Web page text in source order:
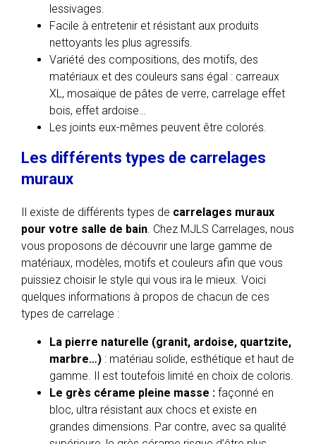
lessivages.
Facile à entretenir et résistant aux produits
nettoyants les plus agressifs.
Variété des compositions, des motifs, des
matériaux et des couleurs sans égal : carreaux
XL, mosaïque de pâtes de verre, carrelage effet
bois, effet ardoise…
Les joints eux-mêmes peuvent être colorés.
Les différents types de carrelages
muraux
Il existe de différents types de carrelages muraux
pour votre salle de bain. Chez MJLS Carrelages, nous
vous proposons de découvrir une large gamme de
matériaux, modèles, motifs et couleurs afin que vous
puissiez choisir le style qui vous ira le mieux. Voici
quelques informations à propos de chacun de ces
types de carrelage :
La pierre naturelle (granit, ardoise, quartzite,
marbre…) : matériau solide, esthétique et haut de
gamme. Il est toutefois limité en choix de coloris.
Le grès cérame pleine masse :façonné en
bloc, ultra résistant aux chocs et existe en
grandes dimensions. Par contre, avec sa qualité